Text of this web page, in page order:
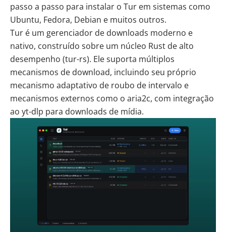
passo a passo para instalar o Tur em sistemas como
Ubuntu, Fedora, Debian e muitos outros.
Tur é um gerenciador de downloads moderno e
nativo, construído sobre um núcleo Rust de alto
desempenho (tur-rs). Ele suporta múltiplos
mecanismos de download, incluindo seu próprio
mecanismo adaptativo de roubo de intervalo e
mecanismos externos como o aria2c, com integração
ao yt-dlp para downloads de mídia.